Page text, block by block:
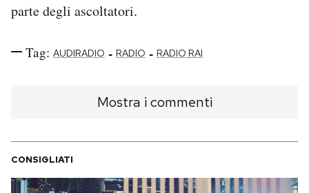
parte degli ascoltatori.
Tag: AUDIRADIO - RADIO - RADIO RAI
Mostra i commenti
CONSIGLIATI